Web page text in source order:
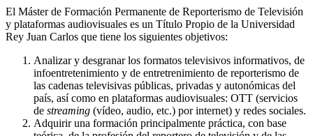
El Máster de Formación Permanente de Reporterismo de Televisión
y plataformas audiovisuales es un Título Propio de la Universidad
Rey Juan Carlos que tiene los siguientes objetivos:
Analizar y desgranar los formatos televisivos informativos, de
infoentretenimiento y de entretrenimiento de reporterismo de
las cadenas televisivas públicas, privadas y autonómicas del
país, así como en plataformas audiovisuales: OTT (servicios
de streaming (vídeo, audio, etc.) por internet) y redes sociales.
Adquirir una formación principalmente práctica, con base